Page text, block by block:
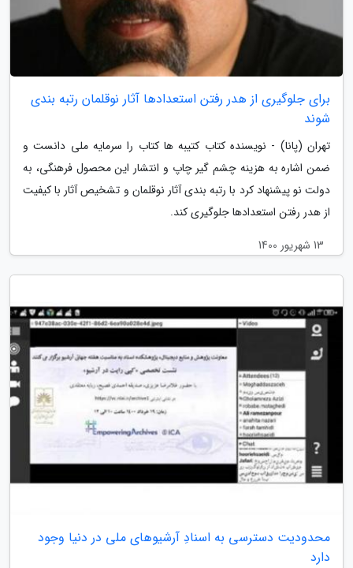
برای جلوگیری از هدر رفتن استعدادها آثار نوقلمان رتبه بندی
شوند
تهران (پانا) - نویسنده کتاب کتیبه ها کتاب را سرمایه ملی دانست و
ضمن اشاره به هزینه چشم گیر چاپ و انتشار این محصول فرهنگی، به
دولت نو پیشنهاد کرد با رتبه بندی آثار نوقلمان و تشخیص آثار با کیفیت
از هدر رفتن استعدادها جلوگیری کند.
13 شهریور 1400
محدودیت دسترسی به اسنادِ آرشیوهای ملی در دنیا وجود
دارد